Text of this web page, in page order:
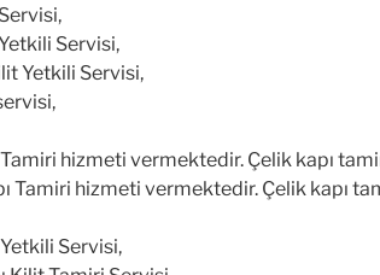
Servisi,
Yetkili Servisi,
Tamiri hizmeti vermektedir. Çelik kapı
Tamiri hizmeti vermektedir. Çelik kapı
Servisi,